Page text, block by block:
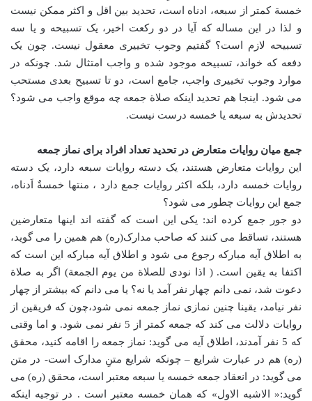
خمسة کمتر از سبعه، ادناه است، تحدید بین اقل و اکثر ممکن نیست
و لذا در این مساله که آیا در دو رکعت اخیر، یک تسبیحه و یا سه
تسبیحه لازم است؟ گفتیم وجوب تخییری معقول نیست. چون یک
دفعه که خواند، تسبیحه موجود شده و واجب امتثال شد. چونکه در
موارد وجوب تخییری واجب، جامع است، دو تا تسبیح بعدی مستحب
می شود. اینجا هم تحدید اینکه صلاة جمعه چه موقع واجب می شود؟
تحدیدش به سبعه یا خمسه درست نیست.
جمع میان روایات متعارض در تحدید تعداد افراد برای نماز جمعه
این روایات متعارض هستند، یک دسته روایات سبعه دارد، یک دسته
روایات خمسه دارد، بلکه اکثر روایات جمع دارد ، منتها خمسةٌ اَدناه،
جمع این روایات چطور می شود؟
دو جور جمع کرده اند: یکی این است که گفته اند اینها متعارضین
هستند، تساقط می کنند که صاحب مدارک(ره) هم همین را می گوید،
به اطلاق آیه مبارکه رجوع می شود و اطلاق آیه مبارکه این است که
اکتفا به یقین است. ( اذا نودی للصلاة من یوم الجمعة) اگر به صلاة
دعوت شد، نمی دانم چهار نفر آمد یا نه؟ یا می دانم که بیشتر از چهار
نفر نیامد، یقینا چنین نمازی نماز جمعه نمی شود،چون که فریقین از
روایات دلالت می کند که جمعه کمتر از 5 نفر نمی شود. و اما وقتی
که 5 نفر آمدند، اطلاق آیه می گوید: نماز جمعه را اقامه کنید، محقق
(ره) هم در عبارت شرایع – چونکه شرایع متنِ مدارک است- در متن
می گوید: در انعقاد جمعه خمسه یا سبعه معتبر است، محقق (ره) می
گوید:« الاشبه الاول» که همان خمسه معتبر است . در توجیه اینکه